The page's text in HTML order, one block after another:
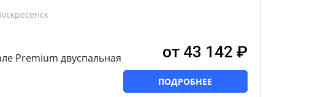
Premium двуспальная
от 43 142 ₽
ПОДРОБНЕЕ